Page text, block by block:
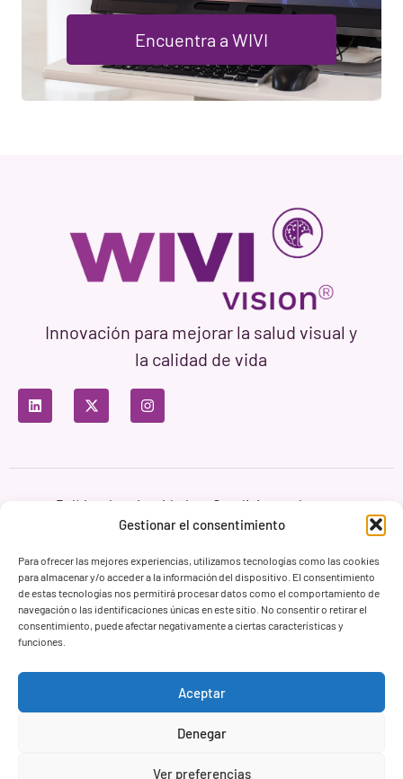
Gestionar el consentimiento
Para ofrecer las mejores experiencias, utilizamos tecnologías como las cookies
para almacenar y/o acceder a la información del dispositivo. El consentimiento
de estas tecnologías nos permitirá procesar datos como el comportamiento de
navegación o las identificaciones únicas en este sitio. No consentir o retirar el
consentimiento, puede afectar negativamente a ciertas características y
funciones.
Aceptar
Denegar
Ver preferencias
Encuentra a WIVI
Innovación para mejorar la salud visual y
la calidad de vida
Política de privacidad
Condiciones de uso
Política de cookies